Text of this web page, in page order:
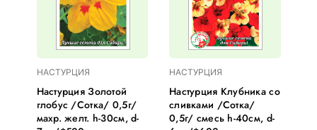
НАСТУРЦИЯ
Настурция Золотой
глобус /Сотка/ 0,5г/
махр. желт. h-30см, d-
НАСТУРЦИЯ
Настурция Клубника со
сливками /Сотка/
0,5г/ смесь h-40см, d-